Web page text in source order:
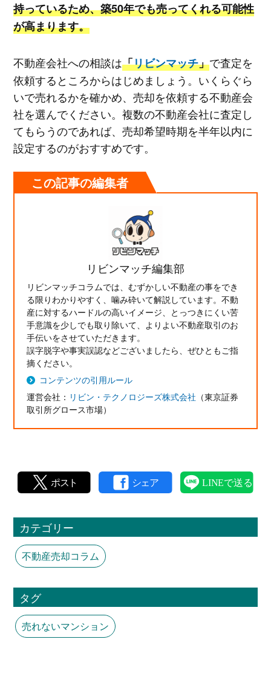
持っているため、築50年でも売ってくれる可能性
が高まります。
不動産会社への相談は「リビンマッチ」で査定を
依頼するところからはじめましょう。いくらぐら
いで売れるかを確かめ、売却を依頼する不動産会
社を選んでください。複数の不動産会社に査定し
てもらうのであれば、売却希望時期を半年以内に
設定するのがおすすめです。
この記事の編集者
リビンマッチ編集部
リビンマッチコラムでは、むずかしい不動産の事をでき
る限りわかりやすく、噛み砕いて解説しています。不動
産に対するハードルの高いイメージ、とっつきにくい苦
手意識を少しでも取り除いて、よりよい不動産取引のお
手伝いをさせていただきます。
誤字脱字や事実誤認などございましたら、ぜひともご指
摘ください。
コンテンツの引用ルール
運営会社： リビン・テクノロジーズ株式会社 （東京証券
取引所グロース市場）
カテゴリー
不動産売却コラム
タグ
売れないマンション